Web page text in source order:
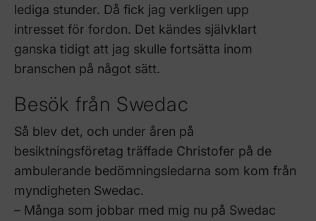
lediga stunder. Då fick jag verkligen upp
intresset för fordon. Det kändes självklart
ganska tidigt att jag skulle fortsätta inom
branschen på något sätt.
Besök från Swedac
Så blev det, och under åren på
besiktningsföretag träffade Christofer på de
ambulerande bedömningsledarna som kom från
myndigheten Swedac.
– Många som jobbar med mig nu på Swedac